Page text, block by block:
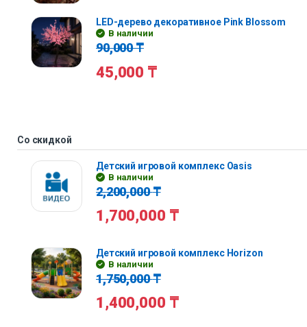
LED-дерево декоративное Pink Blossom
В наличии
90,000₸
45,000 ₸
Со скидкой
Детский игровой комплекс Oasis
В наличии
2,200,000₸
1,700,000 ₸
Детский игровой комплекс Horizon
В наличии
1,750,000₸
1,400,000 ₸